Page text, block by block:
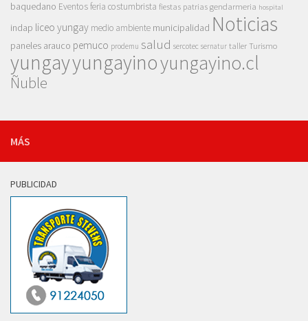
baquedano Eventosferia costumbrista fiestas patrias gendarmeria hospital
indap liceo yungay medio ambiente municipalidad Noticias
paneles arauco pemuco prodemu salud sercotec sernatur taller Turismo
yungayyungayinoyungayino.cl
Ñuble
MÁS
PUBLICIDAD